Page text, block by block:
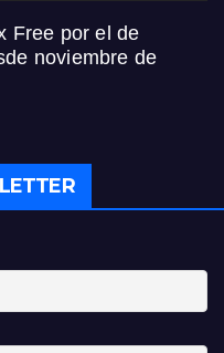
Free por el de
noviembre de